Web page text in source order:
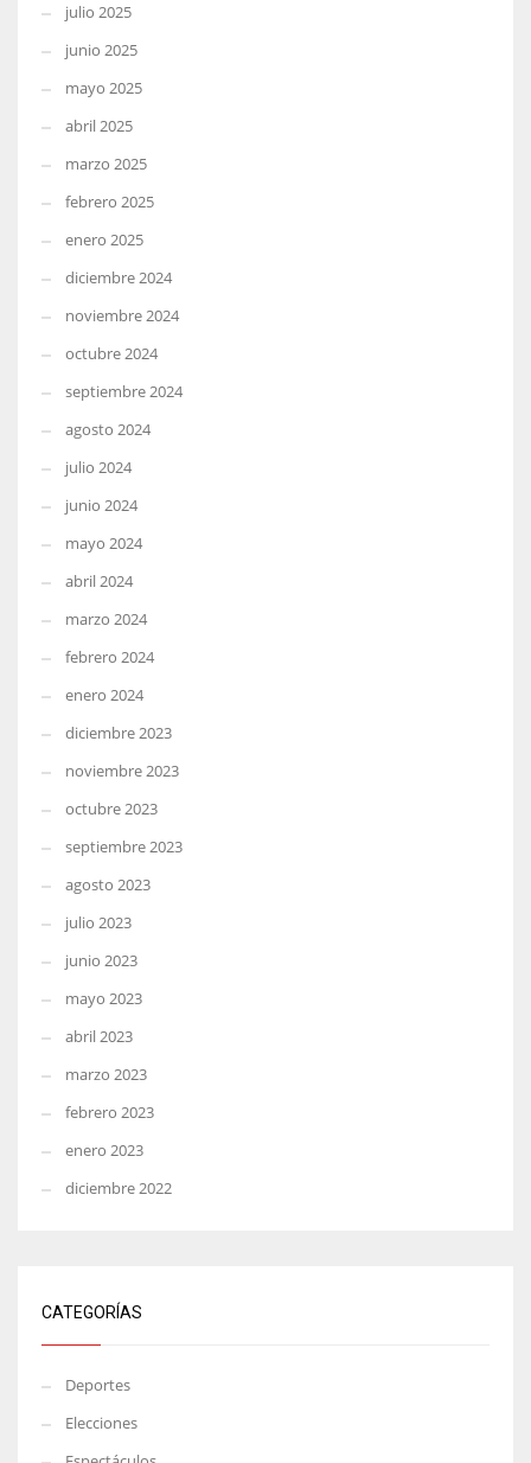
julio 2025
junio 2025
mayo 2025
abril 2025
marzo 2025
febrero 2025
enero 2025
diciembre 2024
noviembre 2024
octubre 2024
septiembre 2024
agosto 2024
julio 2024
junio 2024
mayo 2024
abril 2024
marzo 2024
febrero 2024
enero 2024
diciembre 2023
noviembre 2023
octubre 2023
septiembre 2023
agosto 2023
julio 2023
junio 2023
mayo 2023
abril 2023
marzo 2023
febrero 2023
enero 2023
diciembre 2022
CATEGORÍAS
Deportes
Elecciones